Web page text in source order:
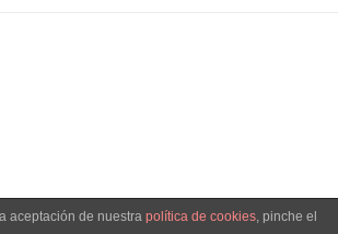
aceptación de nuestra política de cookies, pinche el